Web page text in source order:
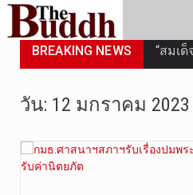
BREAKING NEWS “สมเด็
วัน: 12 มกราคม 2023